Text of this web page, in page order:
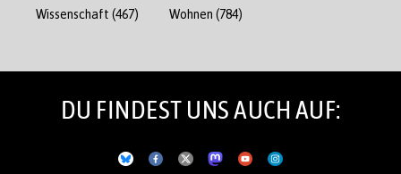
Wissenschaft (467) Wohnen (784)
DU FINDEST UNS AUCH AUF: